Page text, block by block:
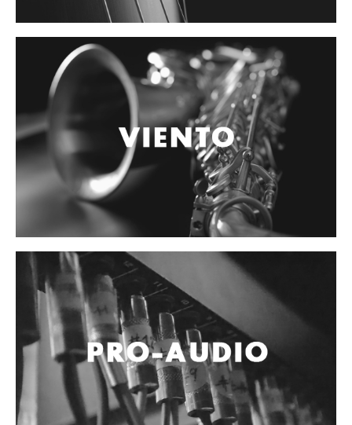
Maquinas de humo y escenario
Controladores
Accesorios
Instrumento
Micrófono
Sonido
Video y USB
Espigas y conectores
Accesorios
Otros Instrumentos de Cuerdas
Ukulele
Mandolina
Mariachi